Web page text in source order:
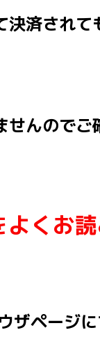
済されて
んのでご
くお
ザページ